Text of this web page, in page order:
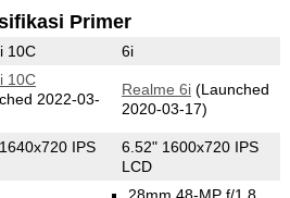
Primer
10C 6i
10C
2022-03-
Realme 6i(Launched
2020-03-17)
IPS
6.52" 1600x720 IPS
LCD